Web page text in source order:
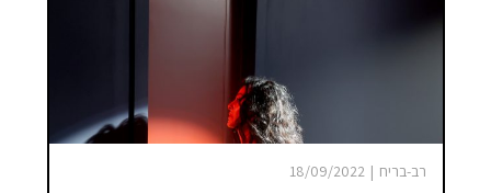
רב-בריח |
18/09/2022